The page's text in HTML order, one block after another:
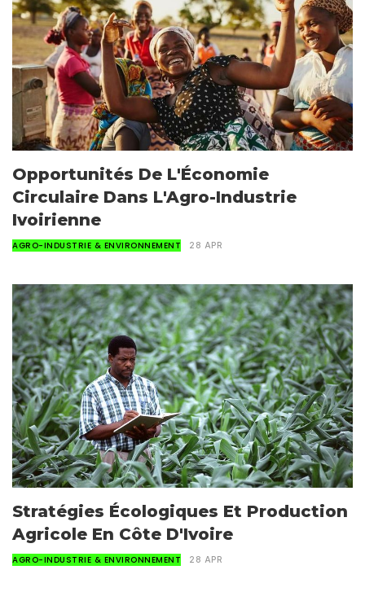
Opportunités De L'Économie
Circulaire Dans L'Agro-Industrie
Ivoirienne
AGRO-INDUSTRIE & ENVIRONNEMENT 28 APR
Stratégies Écologiques Et Production
Agricole En Côte D'Ivoire
AGRO-INDUSTRIE & ENVIRONNEMENT 28 APR